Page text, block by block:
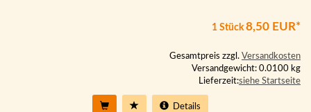
1 Stück8,50 EUR*
Gesamtpreis zzgl. Versandkosten
Versandgewicht: 0.0100 kg
Lieferzeit:siehe Startseite
Details